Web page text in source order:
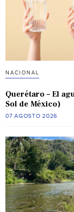
NACIONAL
Querétaro – El
Sol de México)
07 AGOSTO 2026